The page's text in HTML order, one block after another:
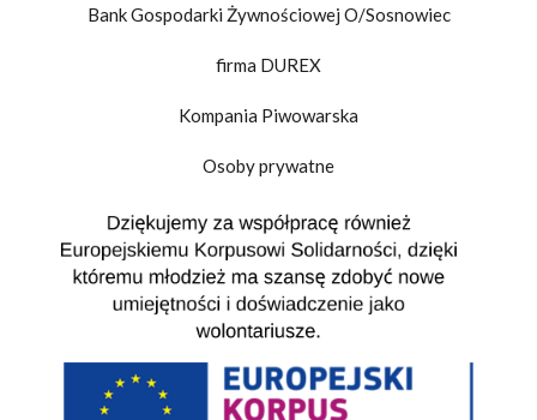
Bank Gospodarki Żywnościowej O/Sosnowiec
firma DUREX
Kompania Piwowarska
Osoby prywatne